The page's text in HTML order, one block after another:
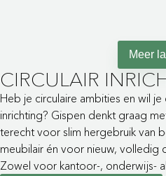
Meer
CIRCULAIR
Heb je circulaire ambities en wil
inrichting? Gispen denkt graag
terecht voor slim hergebruik van
meubilair én voor nieuw, volledig
Zowel voor kantoor-, onderwijs-